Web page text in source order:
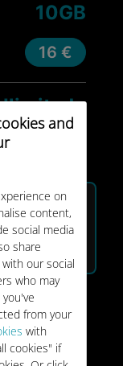
and
on
content,
social media
share
our social
who may
from your
with
cookies" if
10GB
16 €
Ilimitado
25GB
28 €
Ilimitado
40 €